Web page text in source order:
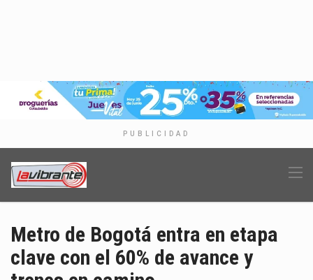
PUBLICIDAD
Metro de Bogotá entra en etapa
clave con el 60% de avance y